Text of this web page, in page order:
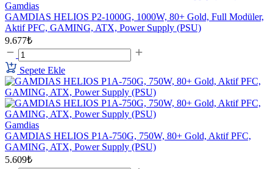
Gamdias
GAMDIAS HELIOS P2-1000G, 1000W, 80+ Gold, Full Modüler,
Aktif PFC, GAMING, ATX, Power Supply (PSU)
9.677₺
Sepete Ekle
Gamdias
GAMDIAS HELIOS P1A-750G, 750W, 80+ Gold, Aktif PFC,
GAMING, ATX, Power Supply (PSU)
5.609₺